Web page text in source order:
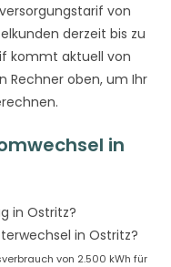
von
derzeit bis zu
kommt aktuell von
Rechner oben, um Ihr
in
in Ostritz?
in Ostritz?
von 2.500 kWh für